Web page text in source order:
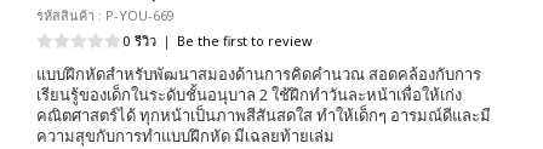
รหัสสินค้า : P-YOU-669
0 รีวิว | Be the first to review
แบบฝึกหัดสำหรับพัฒนาสมองด้านการคิดคำนวณ สอดคล้องกับการ
เรียนรู้ของเด็กในระดับชั้นอนุบาล 2 ใช้ฝึกทำวันละหน้าเพื่อให้เก่ง
คณิตศาสตร์ได้ ทุกหน้าเป็นภาพสีสันสดใส ทำให้เด็กๆ อารมณ์ดีและมี
ความสุขกับการทำแบบฝึกหัด มีเฉลยท้ายเล่ม